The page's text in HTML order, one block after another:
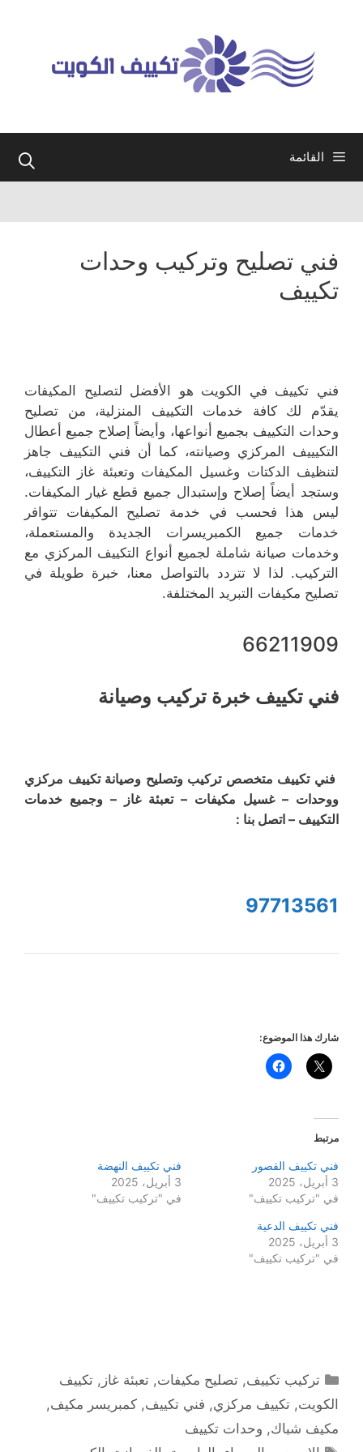
القائمة
فني تصليح وتركيب وحدات
تكييف
فني تكييف في الكويت هو الأفضل لتصليح المكيفات
يقدّم لك كافة خدمات التكييف المنزلية، من تصليح
وحدات التكييف بجميع أنواعها، وأيضاً إصلاح جميع أعطال
التكيييف المركزي وصيانته، كما أن فني التكييف جاهز
لتنظيف الدكتات وغسيل المكيفات وتعبئة غاز التكييف،
وستجد أيضاً إصلاح وإستبدال جميع قطع غيار المكيفات.
ليس هذا فحسب في خدمة تصليح المكيفات تتوافر
خدمات جميع الكمبريسرات الجديدة والمستعملة،
وخدمات صيانة شاملة لجميع أنواع التكييف المركزي مع
التركيب. لذا لا تتردد بالتواصل معنا، خبرة طويلة في
تصليح مكيفات التبريد المختلفة.
66211909
فني تكييف خبرة تركيب وصيانة
فني تكييف متخصص تركيب وتصليح وصيانة تكييف مركزي
ووحدات – غسيل مكيفات – تعبئة غاز – وجميع خدمات
التكييف – اتصل بنا :
97713561
شارك هذا الموضوع:
مرتبط
فني تكييف القصور
3 أبريل، 2025
في "تركيب تكييف"
فني تكييف النهضة
3 أبريل، 2025
في "تركيب تكييف"
فني تكييف الدعية
3 أبريل، 2025
في "تركيب تكييف"
التصنيفات
تركيب تكييف,تصليح مكيفات,تعبئة غاز ,تكييف
الكويت, تكييف مركزي, فني تكييف, كمبريسر مكيف,
مكيف شباك, وحدات تكييف